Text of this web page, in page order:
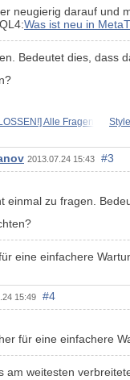
neugierig darauf und
Was ist neu in
Bedeutet dies, dass
Alle Fragen
2013.07.24 15:43 #3
einmal zu fragen.
eine einfachere
15:49 #4
für eine einfachere
am weitesten